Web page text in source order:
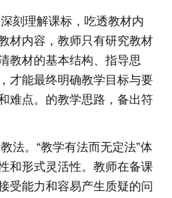
刻理解课标，吃透教材内
材内容，教师只有研究教材
教材的基本结构、指导思
才能最终明确教学目标与要
难点。的教学思路，备出符
法。“教学有法而无定法”体
和形式灵活性。教师在备课
受能力和容易产生质疑的问